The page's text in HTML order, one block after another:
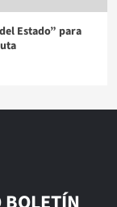
Estado” para